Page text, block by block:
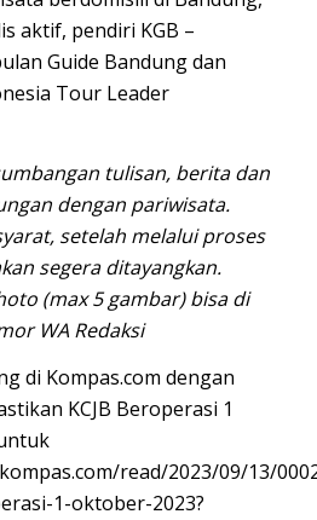
aktif, pendiri KGB –
Guide Bandung dan
Tour Leader
tulisan, berita dan
dengan pariwisata.
setelah melalui proses
segera ditayangkan.
(max 5 gambar) bisa di
WA Redaksi
di Kompas.com dengan
KCJB Beroperasi 1
read/2023/09/13/
1-oktober-2023?